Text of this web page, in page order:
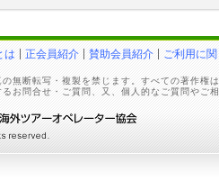
は 正会員紹介 賛助会員紹介 ご利用に
無断転写・複製を禁じます。すべての著作権
お問合せ・ご質問、又、個人的なご質問やご